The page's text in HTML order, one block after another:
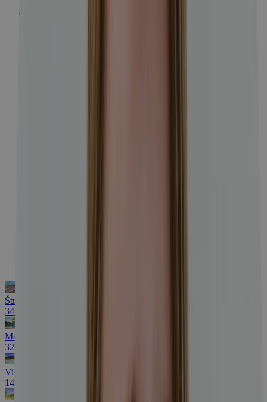
Štrbské Pleso s bohatým wellness centrom
345 €
Maďarské kúpele: Termálne bazény a sauny
322 €
Visegrád s wellness, rytiermi aj vínom
140 €